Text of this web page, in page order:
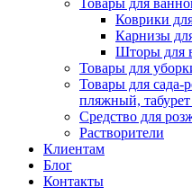
Коврики
Карнизы
Шторы для
Товары для
Товары для сада-
пляжный,
Средство для
Растворители
Клиентам
Блог
Контакты